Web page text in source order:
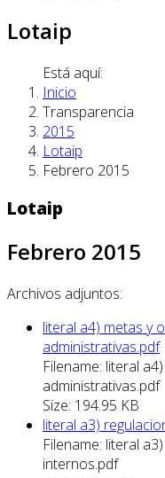
Lotaip
Está aquí:
Inicio
Transparencia
2015
Lotaip
Febrero 2015
Lotaip
Febrero 2015
Archivos adjuntos:
literal a4) metas y
administrativas.pdf
Filename: literal
administrativas.pdf
Size: 194.95 KB
literal a3)
Filename: literal
internos.pdf